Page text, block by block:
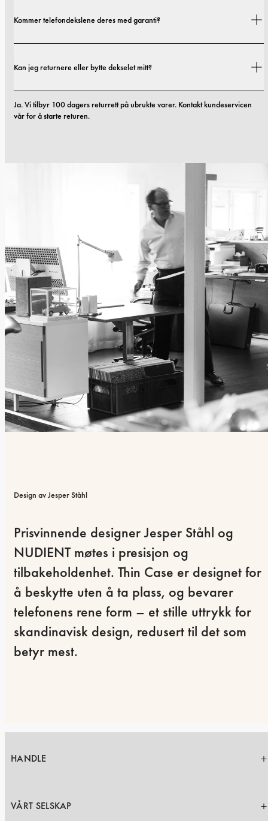
finner alle detaljer i vår fraktpolicy.
Kommer telefondekslene deres med garanti?
materialer eller utførelse innen de første 12 månedene, erstatter vi dekselet
Kan jeg returnere eller bytte dekselet mitt?
Ja. Vi tilbyr 100 dagers returrett på ubrukte varer. Kontakt kundeservicen
vår for å starte returen.
Design av Jesper Ståhl
Prisvinnende designer Jesper Ståhl og
NUDIENT møtes i presisjon og
tilbakeholdenhet. Thin Case er designet for
å beskytte uten å ta plass, og bevarer
telefonens rene form – et stille uttrykk for
skandinavisk design, redusert til det som
betyr mest.
HANDLE
VÅRT SELSKAP